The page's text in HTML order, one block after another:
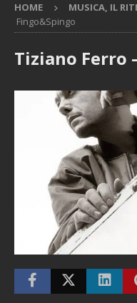
HOME MUSICA, IL
Fingo&Spingo
Tiziano Ferro